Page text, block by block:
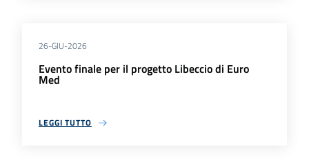
26-GIU-2026
Evento finale per il progetto Libeccio di Euro
Med
LEGGI TUTTO